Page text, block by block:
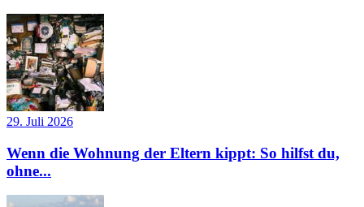
29. Juli 2026
Wenn die Wohnung der Eltern kippt: So hilfst du,
ohne...